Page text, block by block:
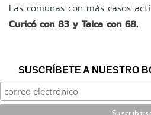
Las comunas con más casos
Curicó con 83 y Talca con 68.
SUSCRÍBETE A NUESTRO